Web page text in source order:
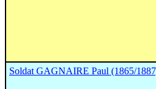
Soldat GAGNAIRE Paul (1865/